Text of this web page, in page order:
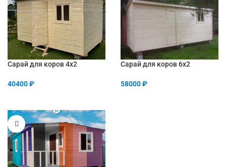
Сарай для коров 4х2
40400₽
Сарай для коров 6х2
58000₽